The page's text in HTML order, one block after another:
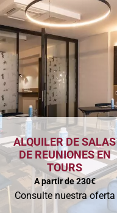
ALQUILER DE SALAS
DE REUNIONES EN
TOURS
A partir de 230€
Consulte nuestra oferta